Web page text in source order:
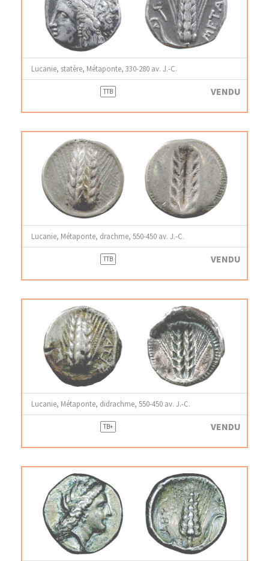
Lucanie, statère, Métaponte, 330-280 av. J.-C.
TTB VENDU
Lucanie, Métaponte, drachme, 550-450 av. J.-C.
TTB VENDU
Lucanie, Métaponte, didrachme, 550-450 av. J.-C.
TB+ VENDU